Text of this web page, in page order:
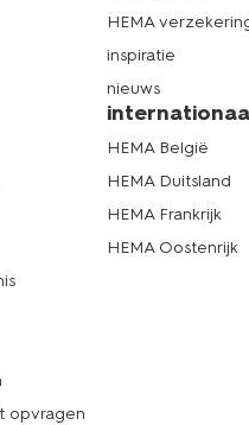
HEMA
inspiratie
nieuws
opvragen
HEMA België
HEMA Duitsland
HEMA Frankrijk
HEMA Oostenrijk